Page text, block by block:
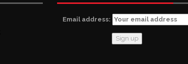
Email address: